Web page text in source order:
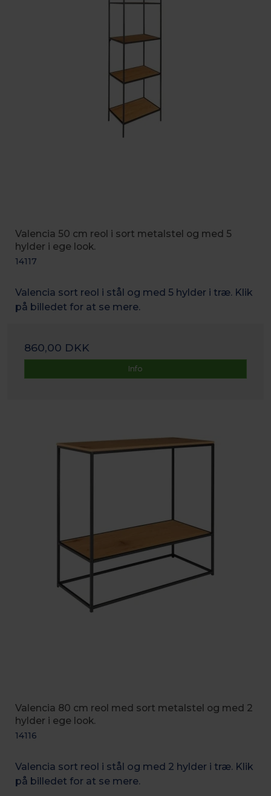
Valencia 50 cm reol i sort metalstel og med 5
hylder i ege look.
14117
Valencia sort reol i stål og med 5 hylder i træ. Klik
på billedet for at se mere.
860,00 DKK
Info
Valencia 80 cm reol med sort metalstel og med 2
hylder i ege look.
14116
Valencia sort reol i stål og med 2 hylder i træ. Klik
på billedet for at se mere.